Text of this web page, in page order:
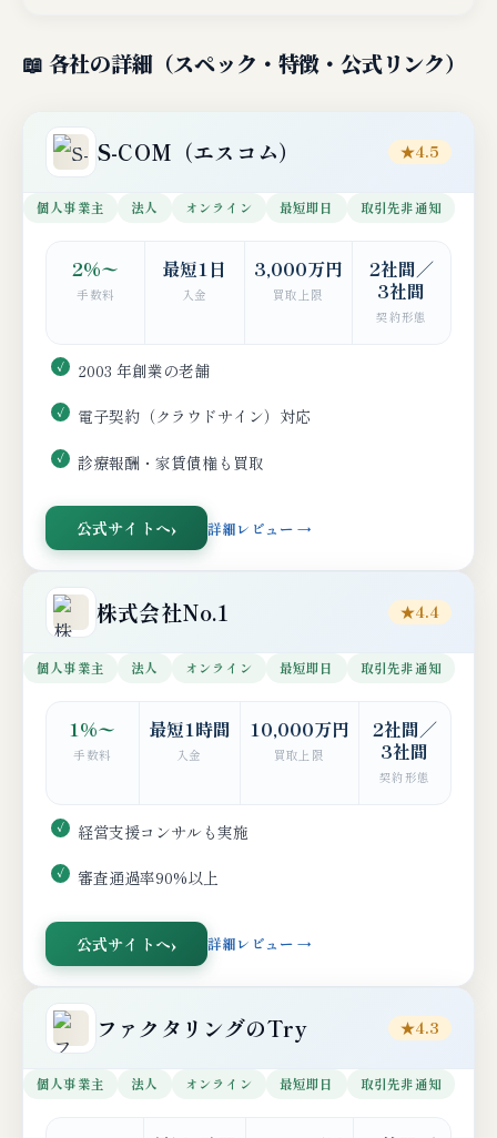
📖 各社の詳細（スペック・特徴・公式リンク）
S-COM（エスコム） ★4.5
個人事業主 法人 オンライン 最短即日 取引先非通知
2%〜
手数料
最短1日
入金
3,000万円
買取上限
2社間／
3社間
契約形態
2003 年創業の老舗
電子契約（クラウドサイン）対応
診療報酬・家賃債権も買取
公式サイトへ 詳細レビュー →
株式会社No.1 ★4.4
個人事業主 法人 オンライン 最短即日 取引先非通知
1%〜
手数料
最短1時間
入金
10,000万円
買取上限
2社間／
3社間
契約形態
経営支援コンサルも実施
審査通過率90%以上
公式サイトへ 詳細レビュー →
ファクタリングのTry ★4.3
個人事業主 法人 オンライン 最短即日 取引先非通知